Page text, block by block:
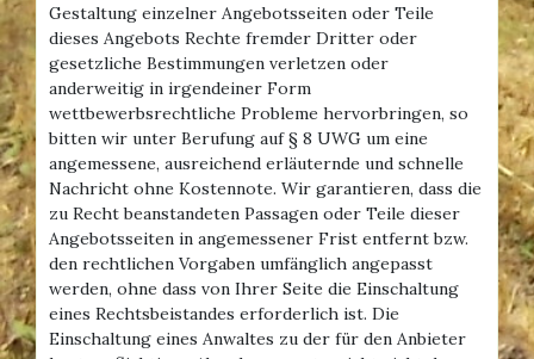
Gestaltung einzelner Angebotsseiten oder Teile
dieses Angebots Rechte fremder Dritter oder
gesetzliche Bestimmungen verletzen oder
anderweitig in irgendeiner Form
wettbewerbsrechtliche Probleme hervorbringen, so
bitten wir unter Berufung auf § 8 UWG um eine
angemessene, ausreichend erläuternde und schnelle
Nachricht ohne Kostennote. Wir garantieren, dass die
zu Recht beanstandeten Passagen oder Teile dieser
Angebotsseiten in angemessener Frist entfernt bzw.
den rechtlichen Vorgaben umfänglich angepasst
werden, ohne dass von Ihrer Seite die Einschaltung
eines Rechtsbeistandes erforderlich ist. Die
Einschaltung eines Anwaltes zu der für den Anbieter